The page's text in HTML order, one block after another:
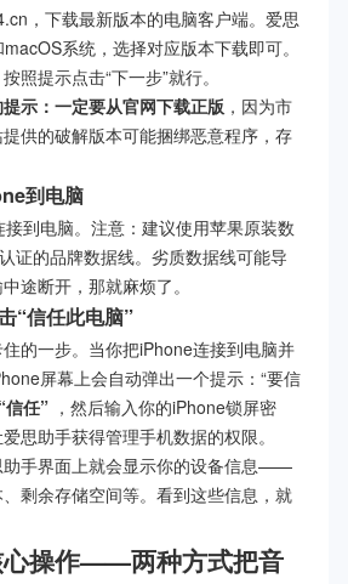
，下载最新版本的电脑客户端。爱思
系统，选择对应版本下载即可。
照提示点击“下一步”就行。
示：一定要从官网下载正版 ，因为市
供的破解版本可能捆绑恶意程序，存
到电脑
到电脑。注意：建议使用苹果原装数
证的品牌数据线。劣质数据线可能导
途断开，那就麻烦了。
“信任此电脑”
的一步。当你把iPhone连接到电脑并
屏幕上会自动弹出一个提示：“要信
“信任” ，然后输入你的iPhone锁屏密
思助手获得管理手机数据的权限。
助手界面上就会显示你的设备信息——
剩余存储空间等。看到这些信息，就
心操作——两种方式把音